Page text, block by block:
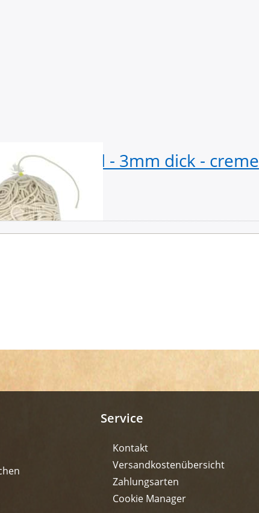
Gummikordel - 3mm dick - creme
Service
Kontakt
Versandkostenübersicht
Zahlungsarten
Cookie Manager